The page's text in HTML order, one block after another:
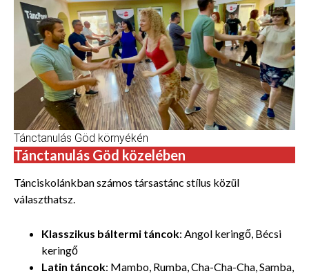
Tánctanulás Göd környékén
Tánctanulás Göd közelében
Tánciskolánkban számos társastánc stílus közül
választhatsz.
Klasszikus báltermi táncok: Angol keringő, Bécsi
keringő
Latin táncok: Mambo, Rumba, Cha-Cha-Cha, Samba,